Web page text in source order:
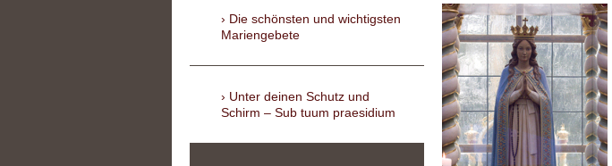
Die schönsten und wichtigsten
Mariengebete
Unter deinen Schutz und
Schirm – Sub tuum praesidium